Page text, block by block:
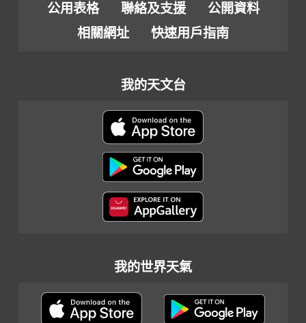
公用表格 聯絡及支援
公開資料
相關網址
快速用戶指南
我的天文台
我的世界天氣